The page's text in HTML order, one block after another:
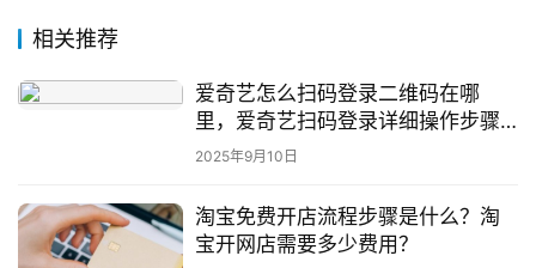
相关推荐
爱奇艺怎么扫码登录二维码在哪
里，爱奇艺扫码登录详细操作步骤
解析
2025年9月10日
淘宝免费开店流程步骤是什么？淘
宝开网店需要多少费用？